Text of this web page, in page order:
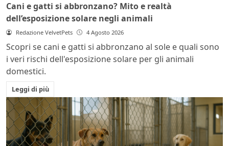
Cani e gatti si abbronzano? Mito e realtà
dell’esposizione solare negli animali
Redazione VelvetPets 4 Agosto 2026
Scopri se cani e gatti si abbronzano al sole e quali sono
i veri rischi dell'esposizione solare per gli animali
domestici.
Leggi di più